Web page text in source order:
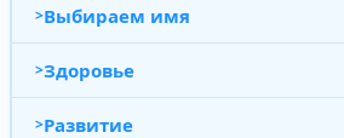
Выбираем имя
Здоровье
Развитие